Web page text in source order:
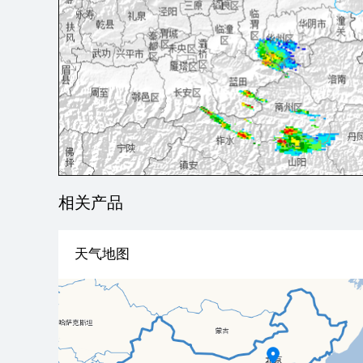
相关产品
天气地图